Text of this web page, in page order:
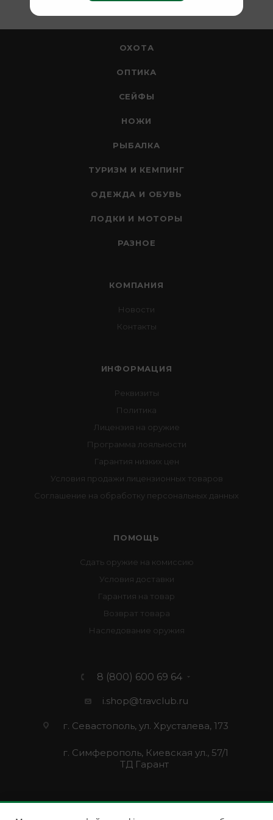
ОХОТА
ОПТИКА
СЕЙФЫ
НОЖИ
РЫБАЛКА
ТУРИЗМ И КЕМПИНГ
ОДЕЖДА И ОБУВЬ
ЛОДКИ И МОТОРЫ
РАЗНОЕ
КОМПАНИЯ
Новости
Контакты
ИНФОРМАЦИЯ
Реквизиты
Политика
Лицензия на оружие
Программа лояльности
Гарантия низких цен
Условия продажи лицензионных товаров
Соглашение на обработку персональных данных
ПОМОЩЬ
Сдать оружие на комиссию
Условия доставки
Гарантия на товар
Возврат товара
Наследование оружия
8 (800) 600 69 64
i.shop@travclub.ru
г. Севастополь, ул. Хрусталева, 173
г. Симферополь, Киевская ул., 57/1
ТД Гарант